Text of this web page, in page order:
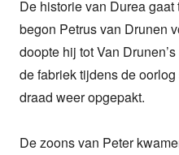
De historie van Durea
begon Petrus van Drunen
doopte hij tot Van
de fabriek tijdens de
draad weer opgepakt.
De zoons van Peter